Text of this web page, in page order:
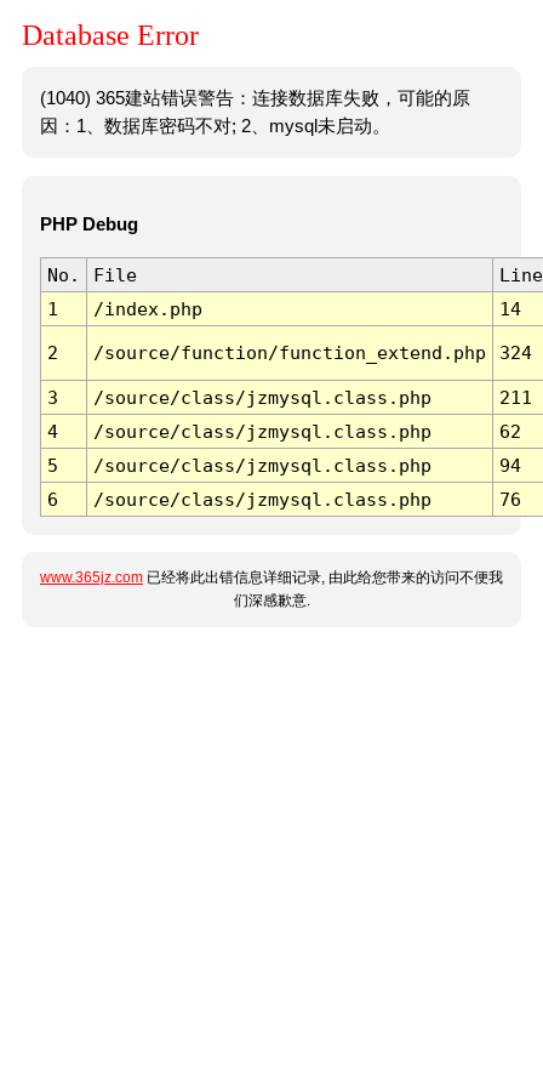
Database Error
(1040) 365建站错误警告：连接数据库失败，可能的原
因：1、数据库密码不对; 2、mysql未启动。
PHP Debug
No. File
Line
1
/index.php 14
2 /source/function/function_extend.php 324
3 /source/class/jzmysql.class.php
211
4
/source/class/jzmysql.class.php
62
5
/source/class/jzmysql.class.php
94
6
/source/class/jzmysql.class.php 76
www.365jz.com 已经将此出错信息详细记录, 由此给您带来的访问不便我
们深感歉意.